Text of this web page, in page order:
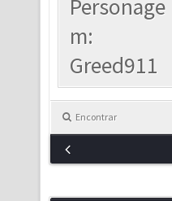
Personage
m:
Greed911
Encontrar